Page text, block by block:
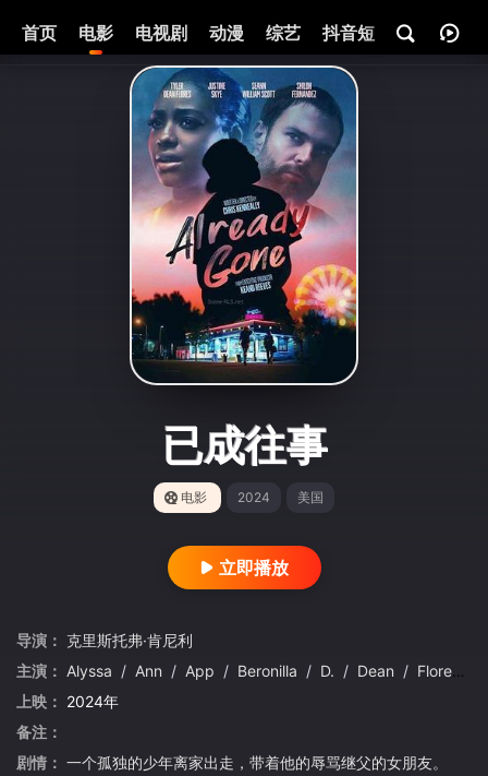
首页 电影 电视剧 动漫 综艺 抖音短剧 即将热映
已成往事
电影 2024 美国
立即播放
导演： 克里斯托弗·肯尼利
主演： Alyssa / Ann / App / Beronilla / D. / Dean / Flores
上映： 2024年
备注：
剧情： 一个孤独的少年离家出走，带着他的辱骂继父的女朋友。